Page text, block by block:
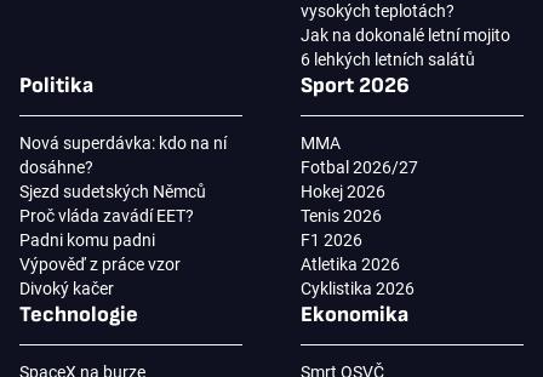
vysokých teplotách?
Jak na dokonalé letní mojito
6 lehkých letních salátů
Politika
Nová superdávka: kdo na ní
dosáhne?
Sjezd sudetských Němců
Proč vláda zavádí EET?
Padni komu padni
Výpověď z práce vzor
Divoký kačer
Sport 2026
MMA
Fotbal 2026/27
Hokej 2026
Tenis 2026
F1 2026
Atletika 2026
Cyklistika 2026
Technologie
SpaceX na burze
Ekonomika
Smrt OSVČ